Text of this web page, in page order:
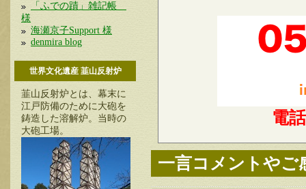
「ふでの蹟」雑記帳
様
海瀬京子Support 様
denmira blog
世界文化遺産 韮山反射炉
韮山反射炉とは、幕末に
江戸防備のために大砲を
鋳造した溶解炉。当時の
大砲工場。
電話
一言コメントやご